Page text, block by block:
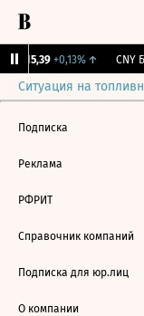
115,39 +0,13%↑ CNY
Ситуация на
Подписка
Реклама
РФРИТ
Справочник компаний
Подписка для юр.лиц
О компании